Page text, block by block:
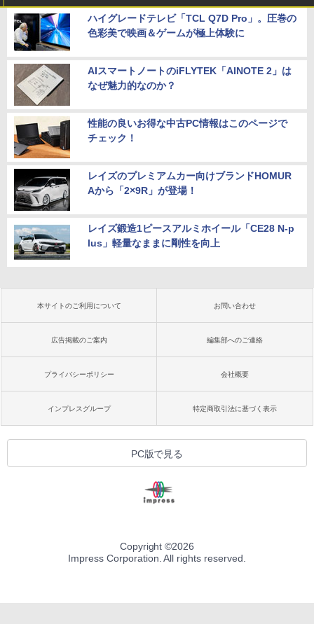
ハイグレードテレビ「TCL Q7D Pro」。圧巻の
色彩美で映画＆ゲームが極上体験に
AIスマートノートのiFLYTEK「AINOTE 2」は
なぜ魅力的なのか？
性能の良いお得な中古PC情報はこのページで
チェック！
レイズのプレミアムカー向けブランドHOMUR
Aから「2×9R」が登場！
レイズ鍛造1ピースアルミホイール「CE28 N-p
lus」軽量なままに剛性を向上
本サイトのご利用について お問い合わせ
広告掲載のご案内 編集部へのご連絡
プライバシーポリシー 会社概要
インプレスグループ 特定商取引法に基づく表示
PC版で見る
Copyright ©2026
Impress Corporation. All rights reserved.